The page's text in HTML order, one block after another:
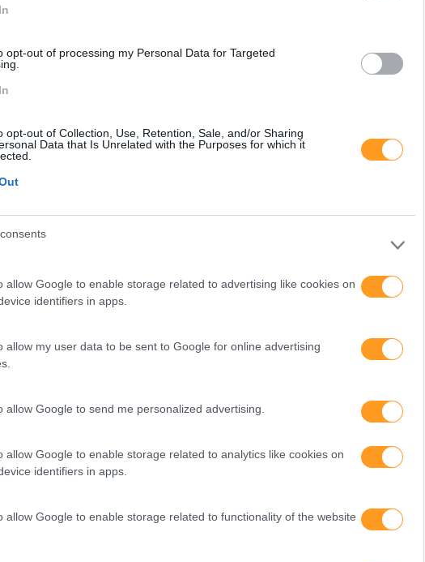
opt-out of processing my Personal Data for Targeted
opt-out of Collection, Use, Retention, Sale, and/or Sharing
Data that Is Unrelated with the Purposes for which it
allow Google to enable storage related to advertising like cookies on
identifiers in apps.
allow my user data to be sent to Google for online advertising
allow Google to send me personalized advertising.
allow Google to enable storage related to analytics like cookies on
identifiers in apps.
allow Google to enable storage related to functionality of the website
necessita e a “vontade” do colaborador? Como é que isto é feito
à área na qual tem gosto e formação. Isto, por si só, ajuda o
aplicadas, conseguem identificar as formações necessárias a
, reuniões de equipa e reuniões individuais. Este acompanhamento
de formação, bem como o colaborador percebe a
um resultado, no seu trabalho final, com maior qualidade.
interna, as formações são escolhidas de acordo com as
vontade de participar.
afirmação?
Qualquer e todo o tipo de experiências são aprendizagens. Desde
(aprender a andar, falar, comer, comunicar e todas as aprendizagens
destas experiências permitem-me evoluir enquanto ser
melhor qualquer situação mais complexa da vida, permite-me ter
ajuda-me também a saber comunicar melhor com o outro e vai-me
a experiência de aprender só traz benefícios quer a nível pessoal,
aqui. Siga-nos também no LinkedIn .